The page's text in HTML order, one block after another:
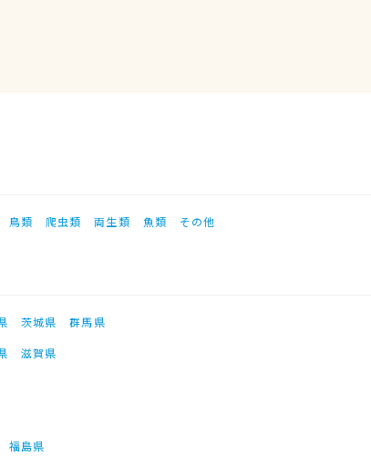
鳥類 爬虫類 両生類 魚類 その他
茨城県
群馬県
滋賀県
福島県